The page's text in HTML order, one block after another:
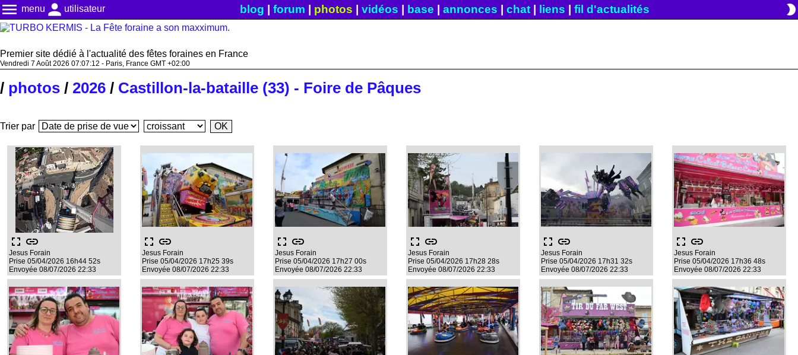
menu menu person utilisateur blog forum photos vidéos base annonces chat| liens fil d'actualités brightness_2
Premier site dédié à l'actualité des fêtes foraines en France
Vendredi 7 Août 2026 07:07:13 - Paris, France GMT +02:00
/ photos / 2026 / Castillon-la-bataille (33) - Foire de Pâques
Trier par
fullscreen link
Jesus Forain
Prise 05/04/2026 16h44 52s
Envoyée 08/07/2026 22:33
fullscreen link
Jesus Forain
Prise 05/04/2026 17h25 39s
Envoyée 08/07/2026 22:33
fullscreen link
Jesus Forain
Prise 05/04/2026 17h27 00s
Envoyée 08/07/2026 22:33
fullscreen link
Jesus Forain
Prise 05/04/2026 17h28 28s
Envoyée 08/07/2026 22:33
fullscreen link
Jesus Forain
Prise 05/04/2026 17h31 32s
Envoyée 08/07/2026 22:33
fullscreen link
Jesus Forain
Prise 05/04/2026 17h36 48s
Envoyée 08/07/2026 22:33